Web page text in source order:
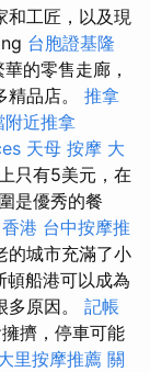
和工匠，以及現
台胞證基隆
的零售走廊，
品店。 推拿
附近推拿
天母 按摩 大
只有5美元，在
是優秀的餐
港 台中按摩推
的城市充滿了小
頓船港可以成為
原因。 記帳
擠，停車可能
里按摩推薦 關